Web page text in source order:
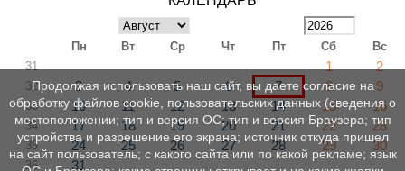
Пн Вт Ср Чт Пт Сб
Вс
31
1 2
32 3 4 5 6 7 8 9
33 10 11 12 13 14 15 16
34 17 18 19 20 21 22 23
35 24 25 26 27 28 29 30
36 31
Продолжая использовать наш сайт, вы даете согласие на
обработку файлов cookie, пользовательских данных (сведения о
местоположении; тип и версия ОС; тип и версия Браузера; тип
устройства и разрешение его экрана; источник откуда пришел
на сайт пользователь; с какого сайта или по какой рекламе; язык